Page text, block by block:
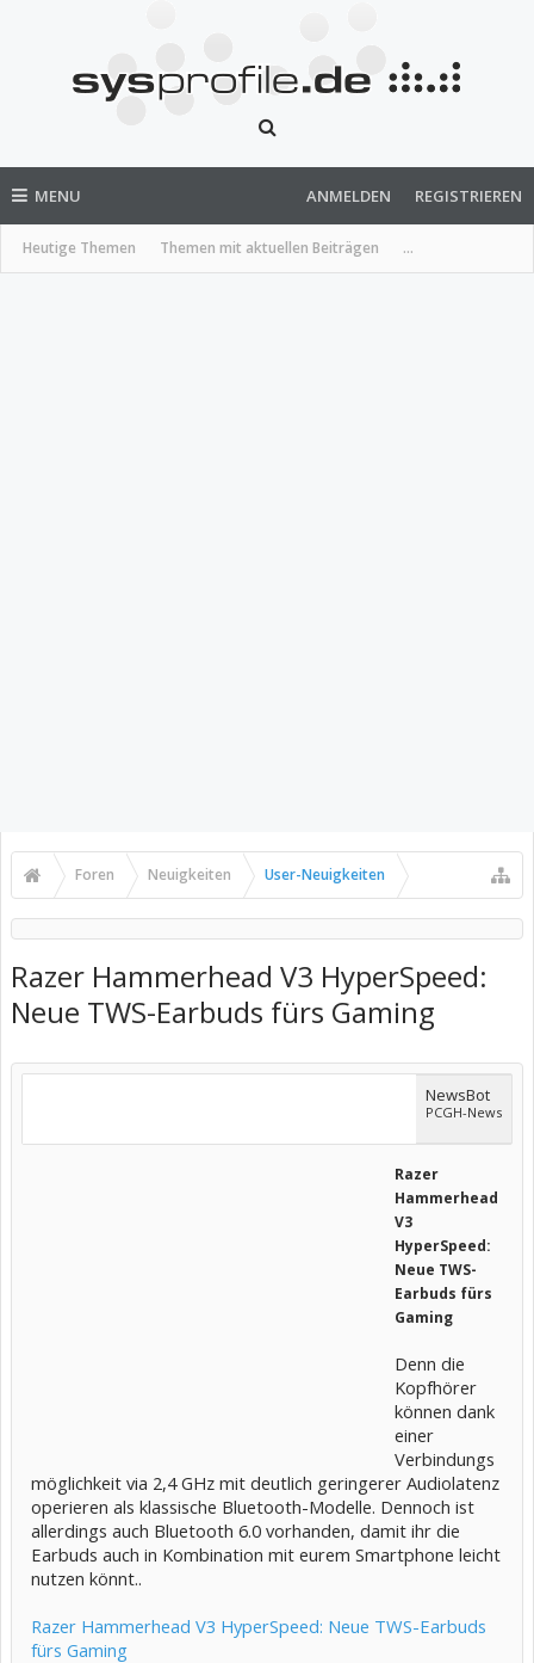
MENU
Heutige Themen Themen mit aktuellen Beiträgen ...
ANMELDEN REGISTRIEREN
Foren Neuigkeiten User-Neuigkeiten
Razer Hammerhead V3 HyperSpeed:
Neue TWS-Earbuds fürs Gaming
NewsBot
PCGH-News
Razer
Hammerhead
V3
HyperSpeed:
Neue TWS-
Earbuds fürs
Gaming
Denn die
Kopfhörer
können dank
einer
Verbindungs
möglichkeit via 2,4 GHz mit deutlich geringerer Audiolatenz
operieren als klassische Bluetooth-Modelle. Dennoch ist
allerdings auch Bluetooth 6.0 vorhanden, damit ihr die
Earbuds auch in Kombination mit eurem Smartphone leicht
nutzen könnt..
Razer Hammerhead V3 HyperSpeed: Neue TWS-Earbuds
fürs Gaming